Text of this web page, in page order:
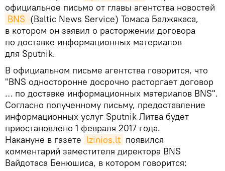
официальное письмо от главы агентства новостей
BNS (Baltic News Service) Томаса Балжякаса,
в котором он заявил о расторжении договора
по доставке информационных материалов
для Sputnik.
В официальном письме агентства говорится, что
"BNS односторонне досрочно расторгает договор
… по доставке информационных материалов BNS".
Согласно полученному письму, предоставление
информационных услуг Sputnik Литва будет
приостановлено 1 февраля 2017 года.
Накануне в газете lzinios.lt появился
комментарий заместителя директора BNS
Вайдотаса Бенюшиса, в котором говорится: